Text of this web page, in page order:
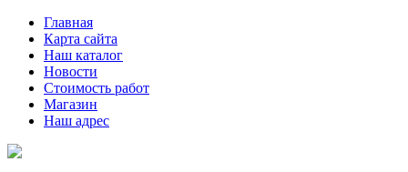
Главная
Карта сайта
Наш каталог
Новости
Стоимость работ
Магазин
Наш адрес